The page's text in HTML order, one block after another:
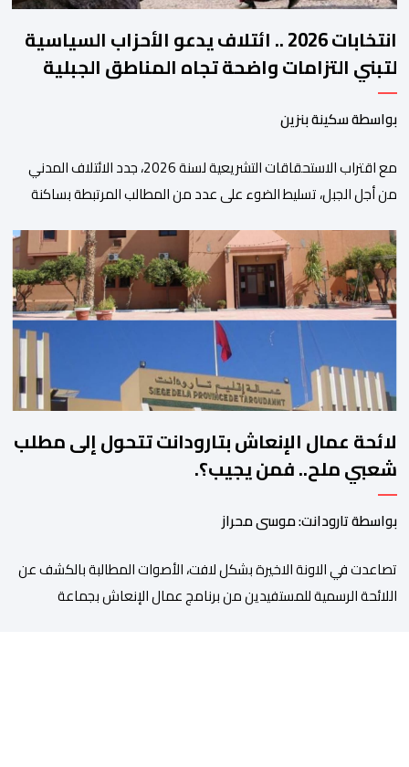
انتخابات 2026 .. ائتلاف يدعو الأحزاب السياسية
لتبني التزامات واضحة تجاه المناطق الجبلية
بواسطة سكينة بنزين
مع اقتراب الاستحقاقات التشريعية لسنة 2026، جدد الائتلاف المدني
من أجل الجبل، تسليط الضوء على عدد من المطالب المرتبطة بساكنة
فيها الأحزاب السياسية، إلى ادراج 10 التزامات ضمن برامجها الانتخابية
المنتظرة، في إطار تعاقد سياسي مع المناطق الجبلية والانتقال من
الوعود الانتخابية إلى التزامات عملية […]
لائحة عمال الإنعاش بتارودانت تتحول إلى مطلب
شعبي ملح.. فمن يجيب؟.
بواسطة تارودانت: موسى محراز
تصاعدت في الاونة الاخيرة بشكل لافت، الأصوات المطالبة بالكشف عن
اللائحة الرسمية للمستفيدين من برنامج عمال الإنعاش بجماعة